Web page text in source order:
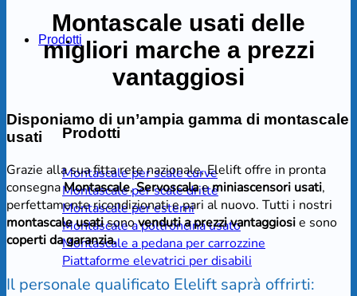
Prodotti
Prodotti
Montascale per scale curve
Montascale per scale dritte
Montascale per esterni
Montascale a poltroncina usato
Montascale a pedana per carrozzine
Piattaforme elevatrici per disabili
Montascale usati delle
migliori marche a prezzi
vantaggiosi
Disponiamo di un’ampia gamma di montascale
usati
Grazie alla sua fitta rete nazionale, Elelift offre in pronta
consegnaMontascale,Servoscalaeminiascensori usati,
perfettamente ricondizionati e pari al nuovo. Tutti i nostri
montascale usatisonovenduti a prezzi vantaggiosie sono
coperti da garanzia.
Il personale qualificato Elelift saprà offrirti: